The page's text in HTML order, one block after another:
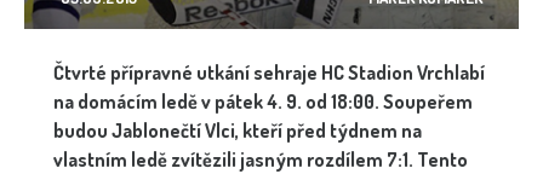
Čtvrté přípravné utkání sehraje HC Stadion Vrchlabí
na domácím ledě v pátek 4. 9. od 18:00. Soupeřem
budou Jablonečtí Vlci, kteří před týdnem na
vlastním ledě zvítězili jasným rozdílem 7:1. Tento